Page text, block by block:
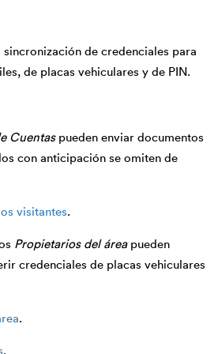
de credenciales para
de placas vehiculares y de PIN.
Cuentaspueden enviar documentos
con anticipación se omiten de
visitantes.
Propietarios del áreapueden
credenciales de placas vehiculares
.
.